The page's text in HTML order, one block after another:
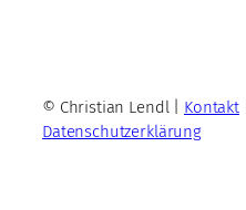
© Christian Lendl | Kontakt|
Datenschutzerklärung